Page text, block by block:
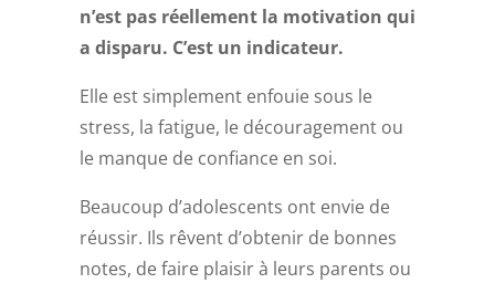
n’est pas réellement la motivation qui
a disparu. C’est un indicateur.
Elle est simplement enfouie sous le
stress, la fatigue, le découragement ou
le manque de confiance en soi.
Beaucoup d’adolescents ont envie de
réussir. Ils rêvent d’obtenir de bonnes
notes, de faire plaisir à leurs parents ou